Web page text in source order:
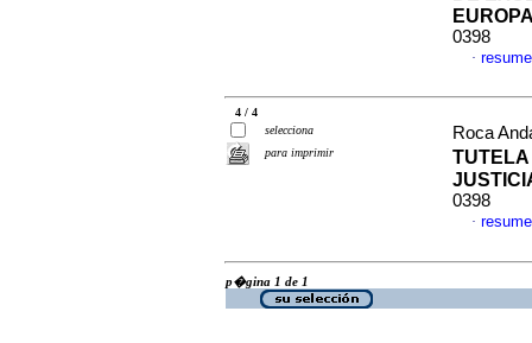
0398
·
4 / 4
selecciona
para imprimir
Roca
0398
·
p�gina 1 de 1